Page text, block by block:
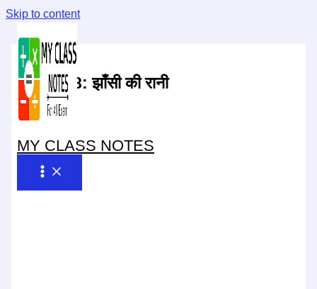
Skip to content
MY CLASS NOTES
अध्याय-8:झाँसी की रानी